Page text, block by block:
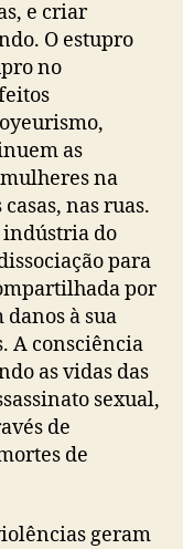
e criar
O estupro
no
as
na
nas ruas.
indústria do
para
por
à sua
A consciência
as vidas das
sexual,
de
de
geram